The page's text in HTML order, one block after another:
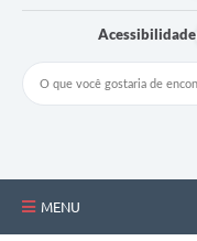
Acessibilidade
MENU